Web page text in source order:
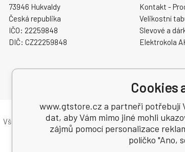
73946 Hukvaldy
Česká republika
IČO: 22259848
DIČ: CZ22259848
Kontakt -
Velikostní
Slevové a
Elektrokola
Všechna práva vyhrazena.
Cookies
www.gtstore.cz a partneři potřebují
dat, aby Vám mimo jiné mohli
zájmů pomocí personalizace
políčko "Ano,